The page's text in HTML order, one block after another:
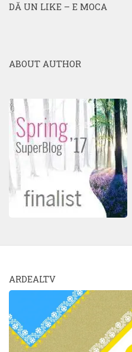
DĂ UN LIKE – E MOCA
ABOUT AUTHOR
ARDEALTV